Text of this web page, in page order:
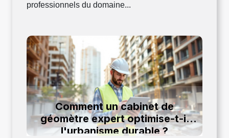
professionnels du domaine...
Comment un cabinet de
géomètre expert optimise-t-il
l'urbanisme durable ?